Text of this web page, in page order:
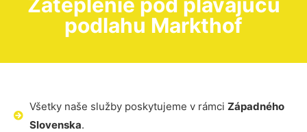
podlahu Markthof
Všetky naše služby poskytujeme v rámci Západného
Slovenska.